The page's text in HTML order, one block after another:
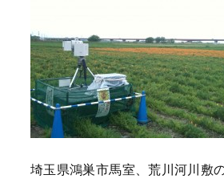
埼玉県鴻巣市馬室、荒川河川敷